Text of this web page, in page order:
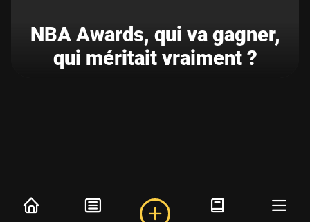
NBA Awards, qui va gagner,
qui méritait vraiment ?